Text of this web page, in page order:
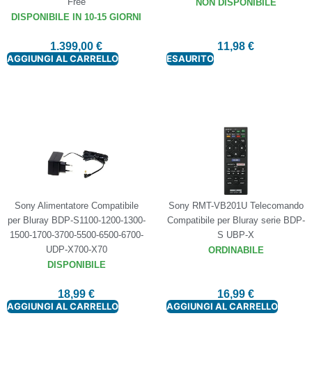
DISPONIBILE IN 10-15 GIORNI
1.399,00 €
AGGIUNGI AL CARRELLO
NON DISPONIBILE
11,98 €
ESAURITO
Sony Alimentatore Compatibile
per Bluray BDP-S1100-1200-1300-
1500-1700-3700-5500-6500-6700-
UDP-X700-X70
DISPONIBILE
18,99 €
AGGIUNGI AL CARRELLO
Sony RMT-VB201U Telecomando
Compatibile per Bluray serie BDP-
S UBP-X
ORDINABILE
16,99 €
AGGIUNGI AL CARRELLO